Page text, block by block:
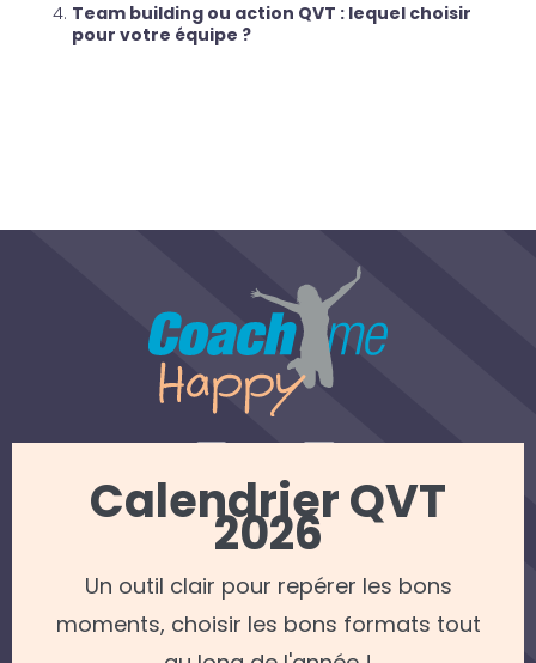
Team building ou action QVT : lequel choisir
pour votre équipe ?
Calendrier QVT
2026
Un outil clair pour repérer les bons
moments, choisir les bons formats tout
REJOINDRE NOTRE NEWSLETTER
Mentions légales — Politique de confidentialité
© 2022 Coach me Happy — Tous droits réservés —
Apollo Studio - Agence web Caen